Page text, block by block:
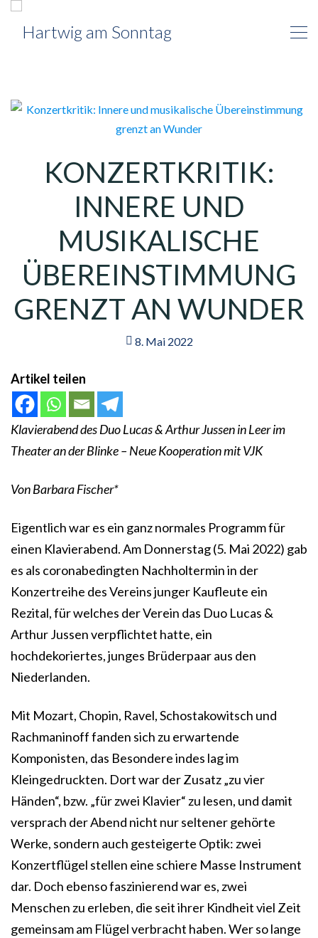
KONZERTKRITIK:
INNERE UND
MUSIKALISCHE
ÜBEREINSTIMMUNG
GRENZT AN WUNDER
8. Mai 2022
Artikel teilen
Klavierabend des Duo Lucas & Arthur Jussen in Leer im
Theater an der Blinke – Neue Kooperation mit VJK
Von Barbara Fischer*
Eigentlich war es ein ganz normales Programm für
einen Klavierabend. Am Donnerstag (5. Mai 2022) gab
es als coronabedingten Nachholtermin in der
Konzertreihe des Vereins junger Kaufleute ein
Rezital, für welches der Verein das Duo Lucas &
Arthur Jussen verpflichtet hatte, ein
hochdekoriertes, junges Brüderpaar aus den
Niederlanden.
Mit Mozart, Chopin, Ravel, Schostakowitsch und
Rachmaninoff fanden sich zu erwartende
Komponisten, das Besondere indes lag im
Kleingedruckten. Dort war der Zusatz „zu vier
Händen“, bzw. „für zwei Klavier“ zu lesen, und damit
versprach der Abend nicht nur seltener gehörte
Werke, sondern auch gesteigerte Optik: zwei
Konzertflügel stellen eine schiere Masse Instrument
dar. Doch ebenso faszinierend war es, zwei
Menschen zu erleben, die seit ihrer Kindheit viel Zeit
gemeinsam am Flügel verbracht haben. Wer so lange